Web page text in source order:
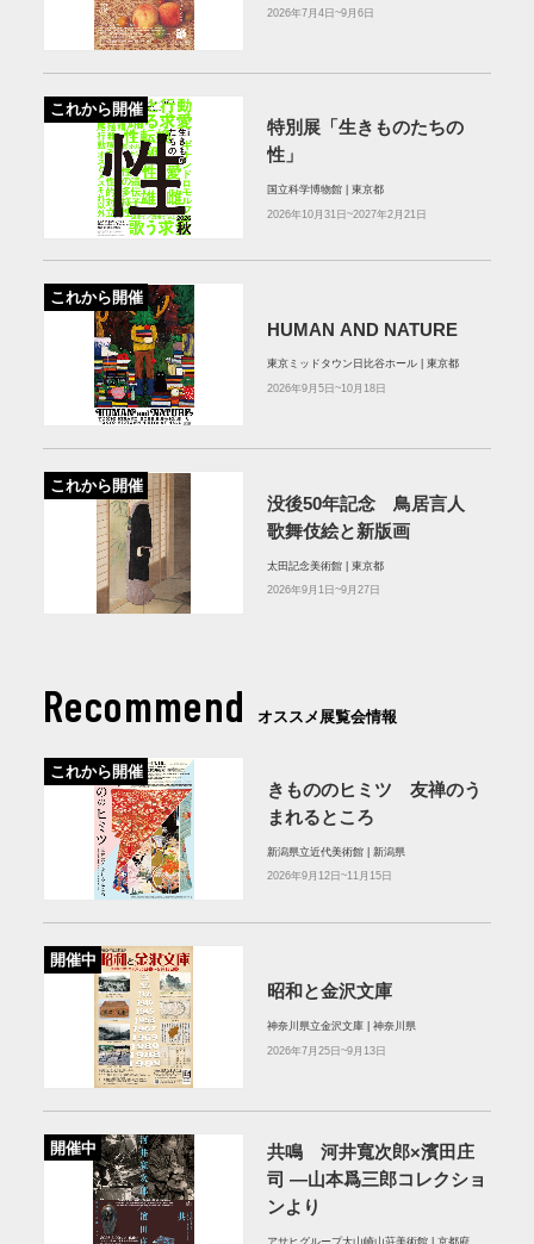
2026年7月4日~9月6日
これから開催
特別展「生きものたちの
性」
国立科学博物館 | 東京都
2026年10月31日~2027年2月21日
これから開催
HUMAN AND NATURE
東京ミッドタウン⽇⽐⾕ホール | 東京都
2026年9月5日~10月18日
これから開催
没後50年記念 鳥居言人
歌舞伎絵と新版画
太田記念美術館 | 東京都
2026年9月1日~9月27日
Recommend オススメ展覧会情報
これから開催
きもののヒミツ 友禅のう
まれるところ
新潟県立近代美術館 | 新潟県
2026年9月12日~11月15日
開催中
昭和と金沢文庫
神奈川県立金沢文庫 | 神奈川県
2026年7月25日~9月13日
開催中
共鳴 河井寬次郎×濱田庄
司 ―山本爲三郎コレクショ
ンより
アサヒグループ大山崎山荘美術館 | 京都府